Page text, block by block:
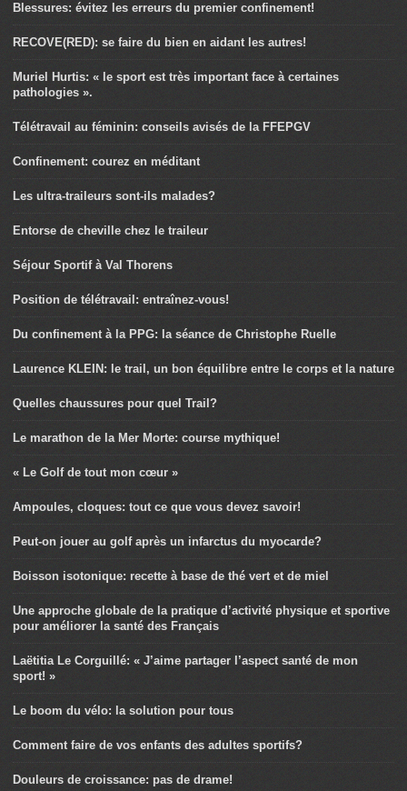
Blessures: évitez les erreurs du premier confinement!
RECOVE(RED): se faire du bien en aidant les autres!
Muriel Hurtis: « le sport est très important face à certaines
pathologies ».
Télétravail au féminin: conseils avisés de la FFEPGV
Confinement: courez en méditant
Les ultra-traileurs sont-ils malades?
Entorse de cheville chez le traileur
Séjour Sportif à Val Thorens
Position de télétravail: entraînez-vous!
Du confinement à la PPG: la séance de Christophe Ruelle
Laurence KLEIN: le trail, un bon équilibre entre le corps et la nature
Quelles chaussures pour quel Trail?
Le marathon de la Mer Morte: course mythique!
« Le Golf de tout mon cœur »
Ampoules, cloques: tout ce que vous devez savoir!
Peut-on jouer au golf après un infarctus du myocarde?
Boisson isotonique: recette à base de thé vert et de miel
Une approche globale de la pratique d’activité physique et sportive
pour améliorer la santé des Français
Laëtitia Le Corguillé: « J’aime partager l’aspect santé de mon
sport! »
Le boom du vélo: la solution pour tous
Comment faire de vos enfants des adultes sportifs?
Douleurs de croissance: pas de drame!